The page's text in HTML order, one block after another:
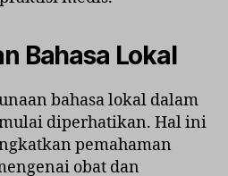
Bahasa Lokal
bahasa lokal dalam
diperhatikan. Hal ini
pemahaman
obat dan